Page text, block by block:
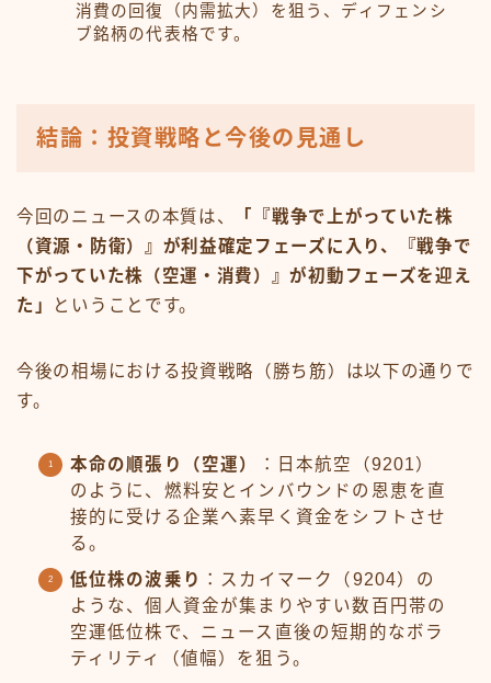
消費の回復（内需拡大）を狙う、ディフェンシ
ブ銘柄の代表格です。
結論：投資戦略と今後の見通し
今回のニュースの本質は、
「『戦争で上がっていた株
（資源・防衛）』が利益確定フェーズに入り、『戦争で
下がっていた株（空運・消費）』が初動フェーズを迎え
た」
ということです。
今後の相場における投資戦略（勝ち筋）は以下の通りで
す。
本命の順張り（空運）
：日本航空（9201）
のように、燃料安とインバウンドの恩恵を直
接的に受ける企業へ素早く資金をシフトさせ
る。
低位株の波乗り ：スカイマーク（9204）の
ような、個人資金が集まりやすい数百円帯の
空運低位株で、ニュース直後の短期的なボラ
ティリティ（値幅）を狙う。